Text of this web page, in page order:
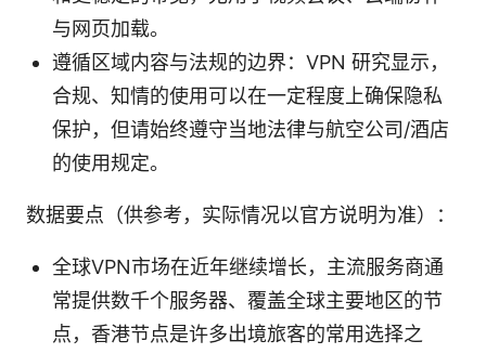
与网页加载。
遵循区域内容与法规的边界：VPN 研究显示，
合规、知情的使用可以在一定程度上确保隐私
保护，但请始终遵守当地法律与航空公司/酒店
的使用规定。
数据要点（供参考，实际情况以官方说明为准）：
全球VPN市场在近年继续增长，主流服务商通
常提供数千个服务器、覆盖全球主要地区的节
点，香港节点是许多出境旅客的常用选择之